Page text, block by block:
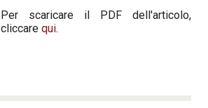
Per scaricare il PDF dell'articolo,
cliccare qui.